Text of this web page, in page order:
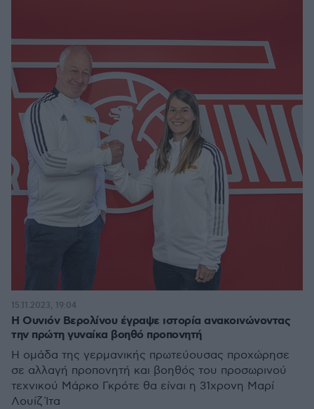
Η Ουνιόν Βερολίνου έγραψε ιστορία ανακοινώνοντας
την πρώτη γυναίκα βοηθό προπονητή
Η ομάδα της γερμανικής πρωτεύουσας προχώρησε
σε αλλαγή προπονητή και βοηθός του προσωρινού
τεχνικού Μάρκο Γκρότε θα είναι η 31χρονη Μαρί
Λουίζ Ίτα
15.11.2023, 19:04